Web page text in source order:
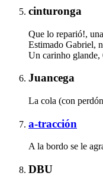
cinturonga
Que lo reparió!,
Estimado Gabriel,
Un carinho glande,
Juancega
La cola (con
a-tracción
A la bordo se le
DBU